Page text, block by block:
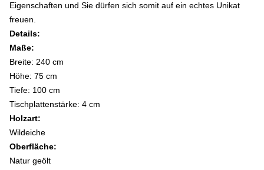
Eigenschaften und Sie dürfen sich somit auf ein echtes Unikat
freuen.
Details:
Maße:
Breite: 240 cm
Höhe: 75 cm
Tiefe: 100 cm
Tischplattenstärke: 4 cm
Holzart:
Wildeiche
Oberfläche:
Natur geölt